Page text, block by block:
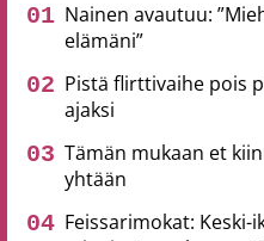
Nainen avautuu:
elämäni”
Pistä flirttivaihe pois
ajaksi
Tämän mukaan et
yhtään
Feissarimokat: